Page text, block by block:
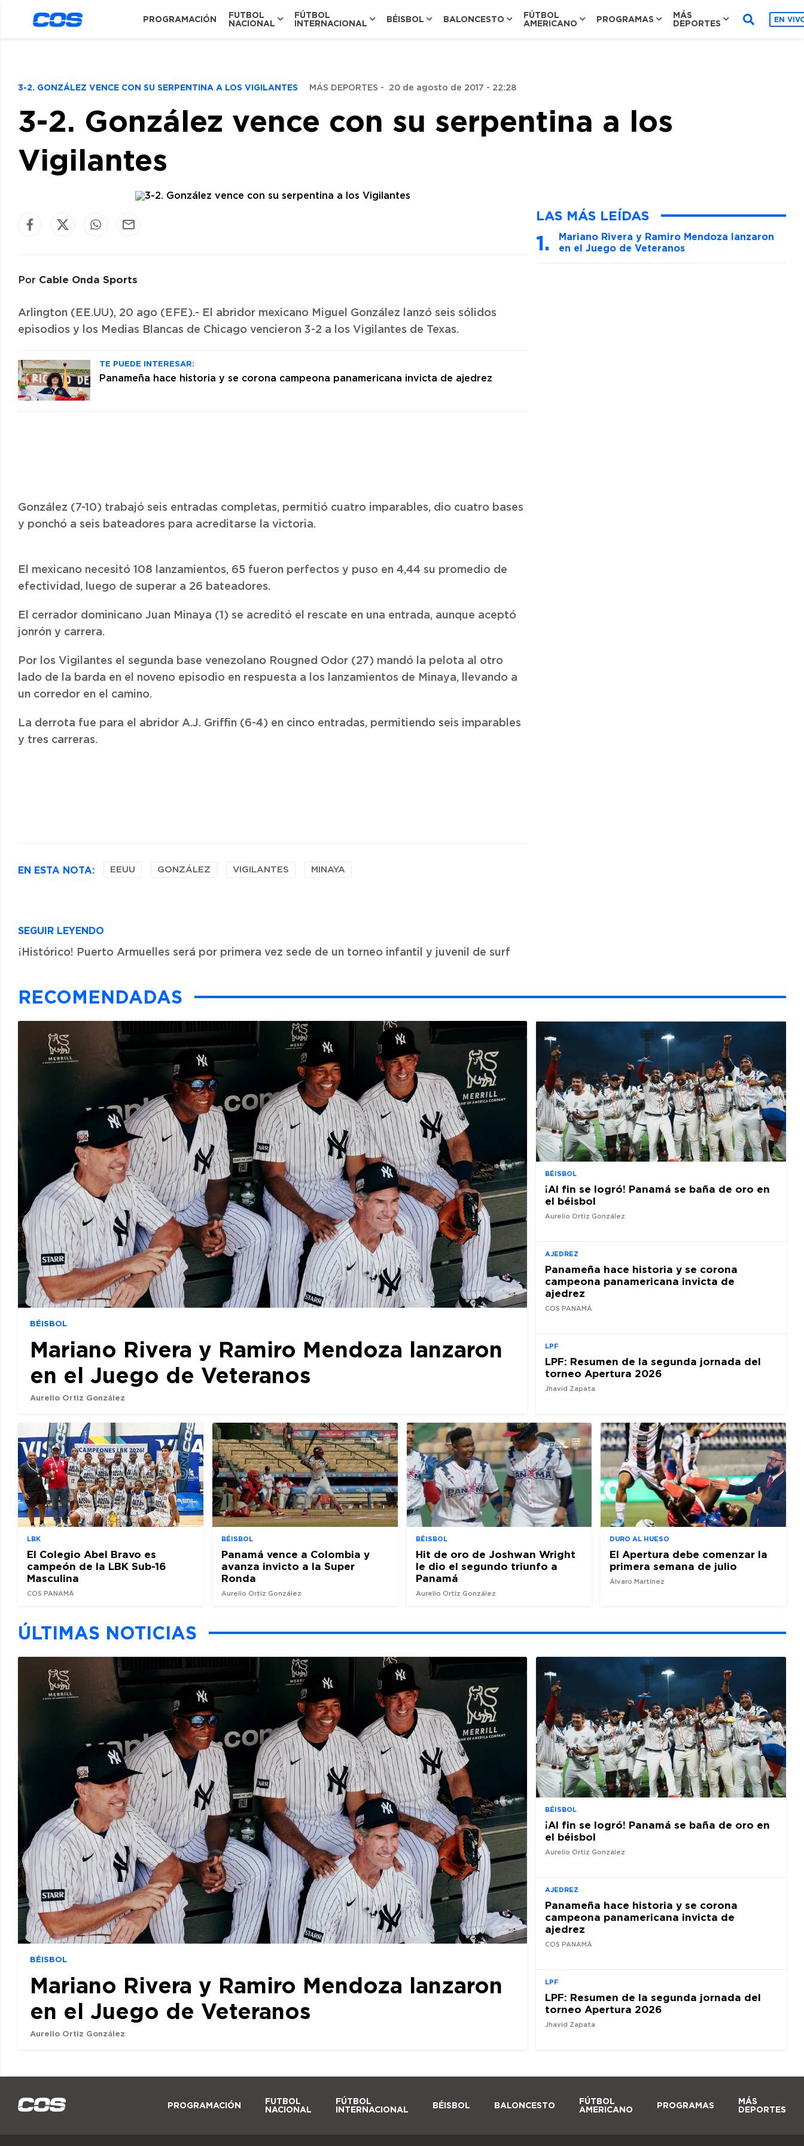
PROGRAMACIÓN
FUTBOL
NACIONAL
FÚTBOL
INTERNACIONAL
BÉISBOL BALONCESTO
FÚTBOL
AMERICANO
PROGRAMAS
MÁS
DEPORTES
EN
3-2. GONZÁLEZ VENCE CON SU SERPENTINA A LOS VIGILANTES MÁS DEPORTES - 20 de agosto de 2017 - 22:28
3-2. González vence con su serpentina a los
Vigilantes
Por Cable Onda Sports
Arlington (EE.UU), 20 ago (EFE).- El abridor mexicano Miguel González lanzó seis sólidos
episodios y los Medias Blancas de Chicago vencieron 3-2 a los Vigilantes de Texas.
TE PUEDE INTERESAR:
Panameña hace historia y se corona campeona panamericana invicta de ajedrez
González (7-10) trabajó seis entradas completas, permitió cuatro imparables, dio cuatro bases
y ponchó a seis bateadores para acreditarse la victoria.
El mexicano necesitó 108 lanzamientos, 65 fueron perfectos y puso en 4,44 su promedio de
efectividad, luego de superar a 26 bateadores.
El cerrador dominicano Juan Minaya (1) se acreditó el rescate en una entrada, aunque aceptó
jonrón y carrera.
Por los Vigilantes el segunda base venezolano Rougned Odor (27) mandó la pelota al otro
lado de la barda en el noveno episodio en respuesta a los lanzamientos de Minaya, llevando a
un corredor en el camino.
La derrota fue para el abridor A.J. Griffin (6-4) en cinco entradas, permitiendo seis imparables
y tres carreras.
EN ESTA NOTA: EEUU GONZÁLEZ VIGILANTES MINAYA
SEGUIR LEYENDO
¡Histórico! Puerto Armuelles será por primera vez sede de un torneo infantil y juvenil de surf
LAS MÁS LEÍDAS
Mariano Rivera y Ramiro Mendoza lanzaron
en el Juego de Veteranos
RECOMENDADAS
BÉISBOL
Mariano Rivera y Ramiro Mendoza lanzaron
en el Juego de Veteranos
Aurelio Ortiz González
BÉISBOL
¡Al fin se logró! Panamá se baña de oro en
el béisbol
Aurelio Ortiz González
AJEDREZ
Panameña hace historia y se corona
campeona panamericana invicta de
ajedrez
COS PANAMÁ
LPF
LPF: Resumen de la segunda jornada del
torneo Apertura 2026
Jhavid Zapata
LBK
El Colegio Abel Bravo es
campeón de la LBK Sub-16
Masculina
COS PANAMÁ
BÉISBOL
Panamá vence a Colombia y
avanza invicto a la Super
Ronda
Aurelio Ortiz González
BÉISBOL
Hit de oro de Joshwan Wright
le dio el segundo triunfo a
Panamá
Aurelio Ortiz González
DURO AL HUESO
El Apertura debe comenzar la
primera semana de julio
Álvaro Martínez
ÚLTIMAS NOTICIAS
BÉISBOL
Mariano Rivera y Ramiro Mendoza lanzaron
en el Juego de Veteranos
Aurelio Ortiz González
BÉISBOL
¡Al fin se logró! Panamá se baña de oro en
el béisbol
Aurelio Ortiz González
AJEDREZ
Panameña hace historia y se corona
campeona panamericana invicta de
ajedrez
COS PANAMÁ
LPF
LPF: Resumen de la segunda jornada del
torneo Apertura 2026
Jhavid Zapata
PROGRAMACIÓN
FUTBOL
NACIONAL
FÚTBOL
INTERNACIONAL
BÉISBOL BALONCESTO
FÚTBOL
AMERICANO
PROGRAMAS
MÁS
DEPORTES